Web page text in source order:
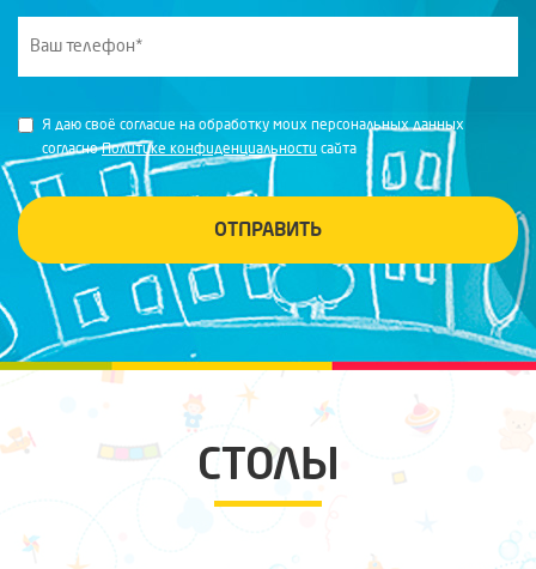
Я даю своё согласие на обработку моих персональных данных
согласноПолитике конфиденциальности сайта
ОТПРАВИТЬ
СТОЛЫ